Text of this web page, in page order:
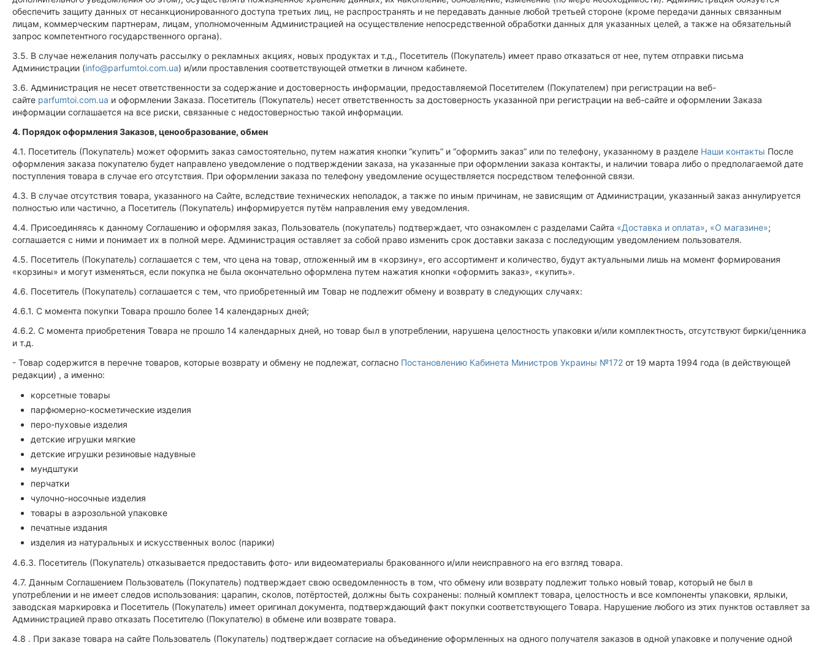
обеспечить защиту данных от несанкционированного доступа третьих лиц, не распространять и не передавать данные любой третьей стороне (кроме передачи данных связанным
лицам, коммерческим партнерам, лицам, уполномоченным Администрацией на осуществление непосредственной обработки данных для указанных целей, а также на обязательный
запрос компетентного государственного органа).
3.5. В случае нежелания получать рассылку о рекламных акциях, новых продуктах и т.д., Посетитель (Покупатель) имеет право отказаться от нее, путем отправки письма
Администрации (info@parfumtoi.com.ua) и/или проставления соответствующей отметки в личном кабинете.
3.6. Администрация не несет ответственности за содержание и достоверность информации, предоставляемой Посетителем (Покупателем) при регистрации на веб-
сайте parfumtoi.com.ua и оформлении Заказа. Посетитель (Покупатель) несет ответственность за достоверность указанной при регистрации на веб-сайте и оформлении Заказа
информации соглашается на все риски, связанные с недостоверностью такой информации.
4. Порядок оформления Заказов, ценообразование, обмен
4.1. Посетитель (Покупатель) может оформить заказ самостоятельно, путем нажатия кнопки “купить” и “оформить заказ” или по телефону, указанному в разделе Наши контакты После
оформления заказа покупателю будет направлено уведомление о подтверждении заказа, на указанные при оформлении заказа контакты, и наличии товара либо о предполагаемой дате
поступления товара в случае его отсутствия. При оформлении заказа по телефону уведомление осуществляется посредством телефонной связи.
4.3. В случае отсутствия товара, указанного на Сайте, вследствие технических неполадок, а также по иным причинам, не зависящим от Администрации, указанный заказ аннулируется
полностью или частично, а Посетитель (Покупатель) информируется путём направления ему уведомления.
4.4. Присоединяясь к данному Соглашению и оформляя заказ, Пользователь (покупатель) подтверждает, что ознакомлен с разделами Сайта «Доставка и оплата», «О магазине»;
соглашается с ними и понимает их в полной мере. Администрация оставляет за собой право изменить срок доставки заказа с последующим уведомлением пользователя.
4.5. Посетитель (Покупатель) соглашается с тем, что цена на товар, отложенный им в «корзину», его ассортимент и количество, будут актуальными лишь на момент формирования
«корзины» и могут изменяться, если покупка не была окончательно оформлена путем нажатия кнопки «оформить заказ», «купить».
4.6. Посетитель (Покупатель) соглашается с тем, что приобретенный им Товар не подлежит обмену и возврату в следующих случаях:
4.6.1. С момента покупки Товара прошло более 14 календарных дней;
4.6.2. С момента приобретения Товара не прошло 14 календарных дней, но товар был в употреблении, нарушена целостность упаковки и/или комплектность, отсутствуют бирки/ценника
и т.д.
- Товар содержится в перечне товаров, которые возврату и обмену не подлежат, согласно Постановлению Кабинета Министров Украины №172 от 19 марта 1994 года (в действующей
редакции) , а именно:
корсетные товары
парфюмерно-косметические изделия
перо-пуховые изделия
детские игрушки мягкие
детские игрушки резиновые надувные
мундштуки
перчатки
чулочно-носочные изделия
товары в аэрозольной упаковке
печатные издания
изделия из натуральных и искусственных волос (парики)
4.6.3. Посетитель (Покупатель) отказывается предоставить фото- или видеоматериалы бракованного и/или неисправного на его взгляд товара.
4.7. Данным Соглашением Пользователь (Покупатель) подтверждает свою осведомленность в том, что обмену или возврату подлежит только новый товар, который не был в
употреблении и не имеет следов использования: царапин, сколов, потёртостей, должны быть сохранены: полный комплект товара, целостность и все компоненты упаковки, ярлыки,
заводская маркировка и Посетитель (Покупатель) имеет оригинал документа, подтверждающий факт покупки соответствующего Товара. Нарушение любого из этих пунктов оставляет за
Администрацией право отказать Посетителю (Покупателю) в обмене или возврате товара.
4.8 . При заказе товара на сайте Пользователь (Покупатель) подтверждает согласие на объединение оформленных на одного получателя заказов в одной упаковке и получение одной